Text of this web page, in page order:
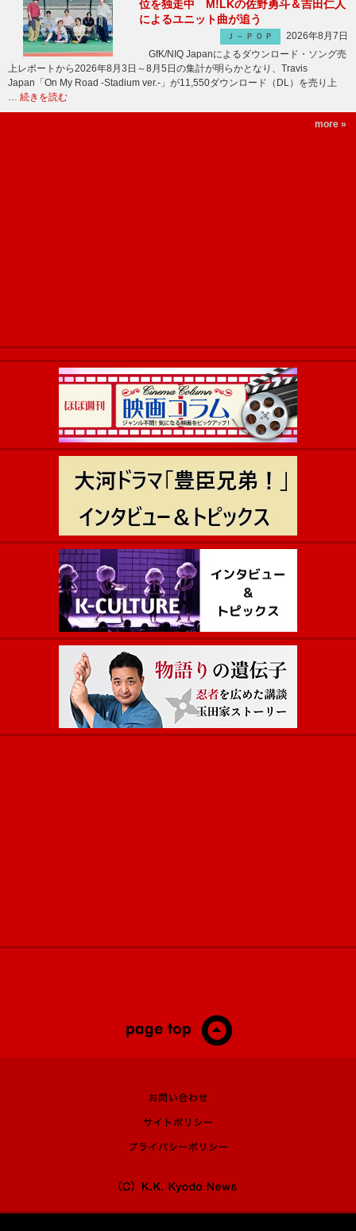
位を独走中 M!LKの佐野勇斗＆吉田仁人
によるユニット曲が追う
Ｊ－ＰＯＰ
2026年8月7日
GfK/NIQ Japanによるダウンロード・ソング売
上レポートから2026年8月3日～8月5日の集計が明らかとなり、Travis
Japan「On My Road -Stadium ver.-」が11,550ダウンロード（DL）を売り上
… 続きを読む
more »